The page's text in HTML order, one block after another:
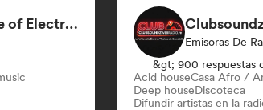
KaneFM Radio: Future of Electronic
Emisoras De
&gt; 900 respuestas
Acid houseCasa Afro /
Deep houseDiscoteca
Difundir artistas en la